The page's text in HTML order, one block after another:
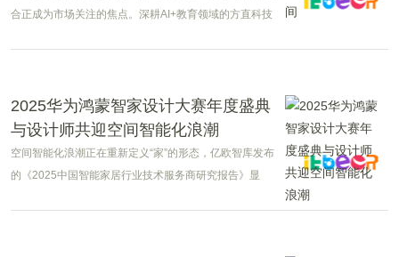
合正成为市场关注的焦点。深耕AI+教育领域的方直科技
2025华为鸿蒙智家设计大赛年度盛典
与设计师共迎空间智能化浪潮
空间智能化浪潮正在重新定义“家”的形态，亿欧智库发布
的《2025中国智能家居行业技术服务商研究报告》显